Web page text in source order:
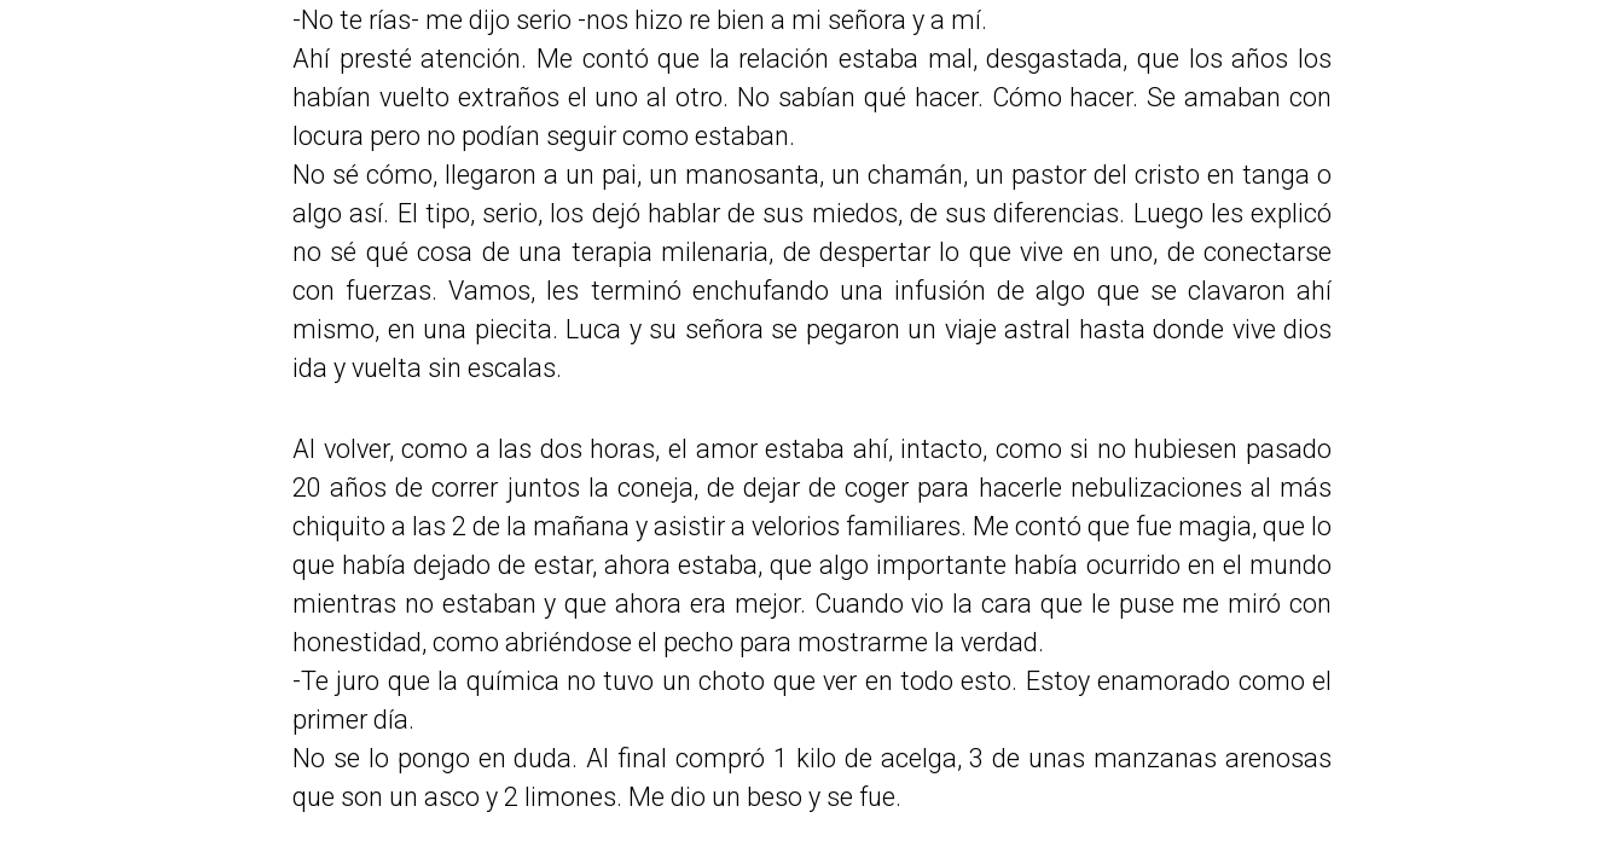
-No te rías- me dijo serio -nos hizo re bien a mi señora y a mí.
Ahí presté atención. Me contó que la relación estaba mal, desgastada, que los años los
habían vuelto extraños el uno al otro. No sabían qué hacer. Cómo hacer. Se amaban con
locura pero no podían seguir como estaban.
No sé cómo, llegaron a un pai, un manosanta, un chamán, un pastor del cristo en tanga o
algo así. El tipo, serio, los dejó hablar de sus miedos, de sus diferencias. Luego les explicó
no sé qué cosa de una terapia milenaria, de despertar lo que vive en uno, de conectarse
con fuerzas. Vamos, les terminó enchufando una infusión de algo que se clavaron ahí
mismo, en una piecita. Luca y su señora se pegaron un viaje astral hasta donde vive dios
ida y vuelta sin escalas.
Al volver, como a las dos horas, el amor estaba ahí, intacto, como si no hubiesen pasado
20 años de correr juntos la coneja, de dejar de coger para hacerle nebulizaciones al más
chiquito a las 2 de la mañana y asistir a velorios familiares. Me contó que fue magia, que lo
que había dejado de estar, ahora estaba, que algo importante había ocurrido en el mundo
mientras no estaban y que ahora era mejor. Cuando vio la cara que le puse me miró con
honestidad, como abriéndose el pecho para mostrarme la verdad.
-Te juro que la química no tuvo un choto que ver en todo esto. Estoy enamorado como el
primer día.
No se lo pongo en duda. Al final compró 1 kilo de acelga, 3 de unas manzanas arenosas
que son un asco y 2 limones. Me dio un beso y se fue.